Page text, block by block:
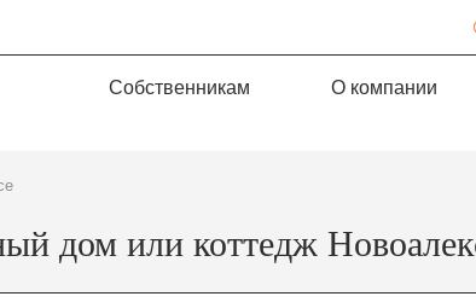
Собственникам О компании
дом или коттедж